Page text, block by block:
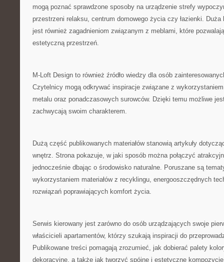
mogą poznać sprawdzone sposoby na urządzenie strefy
przestrzeni relaksu, centrum domowego życia czy łazienki.
jest również zagadnieniom związanym z meblami, które
estetyczną przestrzeń.
M-Loft Design to również źródło wiedzy dla osób
Czytelnicy mogą odkrywać inspiracje związane z wykorzystaniem
metalu oraz ponadczasowych surowców. Dzięki temu możliwe
zachwycają swoim charakterem.
Dużą część publikowanych materiałów stanowią artykuły
wnętrz. Strona pokazuje, w jaki sposób można połączyć
jednocześnie dbając o środowisko naturalne. Poruszane są
wykorzystaniem materiałów z recyklingu, energooszczędnych
rozwiązań poprawiających komfort życia.
Serwis kierowany jest zarówno do osób urządzających swoje
właścicieli apartamentów, którzy szukają inspiracji do
Publikowane treści pomagają zrozumieć, jak dobierać palety
dekoracyjne, a także jak tworzyć spójne i estetyczne